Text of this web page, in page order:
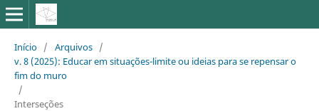
Início / Arquivos /
v. 8 (2025): Educar em situações-limite ou ideias para se repensar o
fim do muro
/
Interseções